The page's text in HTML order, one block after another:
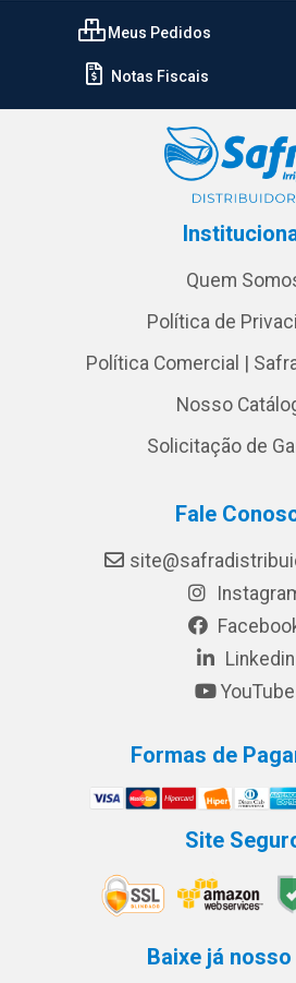
Meus Pedidos
Notas Fiscais
Quem
Política de
Política Comercial |
Nosso
Solicitação de
Fale
Linkedin
YouTube
Formas de
Site
Baixe já nosso